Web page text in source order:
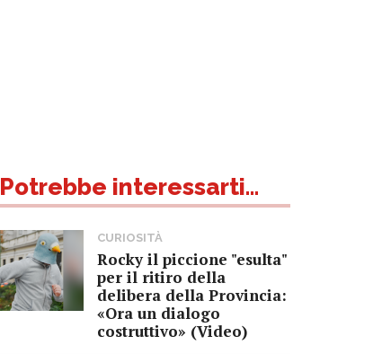
Potrebbe interessarti...
CURIOSITÀ
Rocky il piccione "esulta"
per il ritiro della
delibera della Provincia:
«Ora un dialogo
costruttivo» (Video)